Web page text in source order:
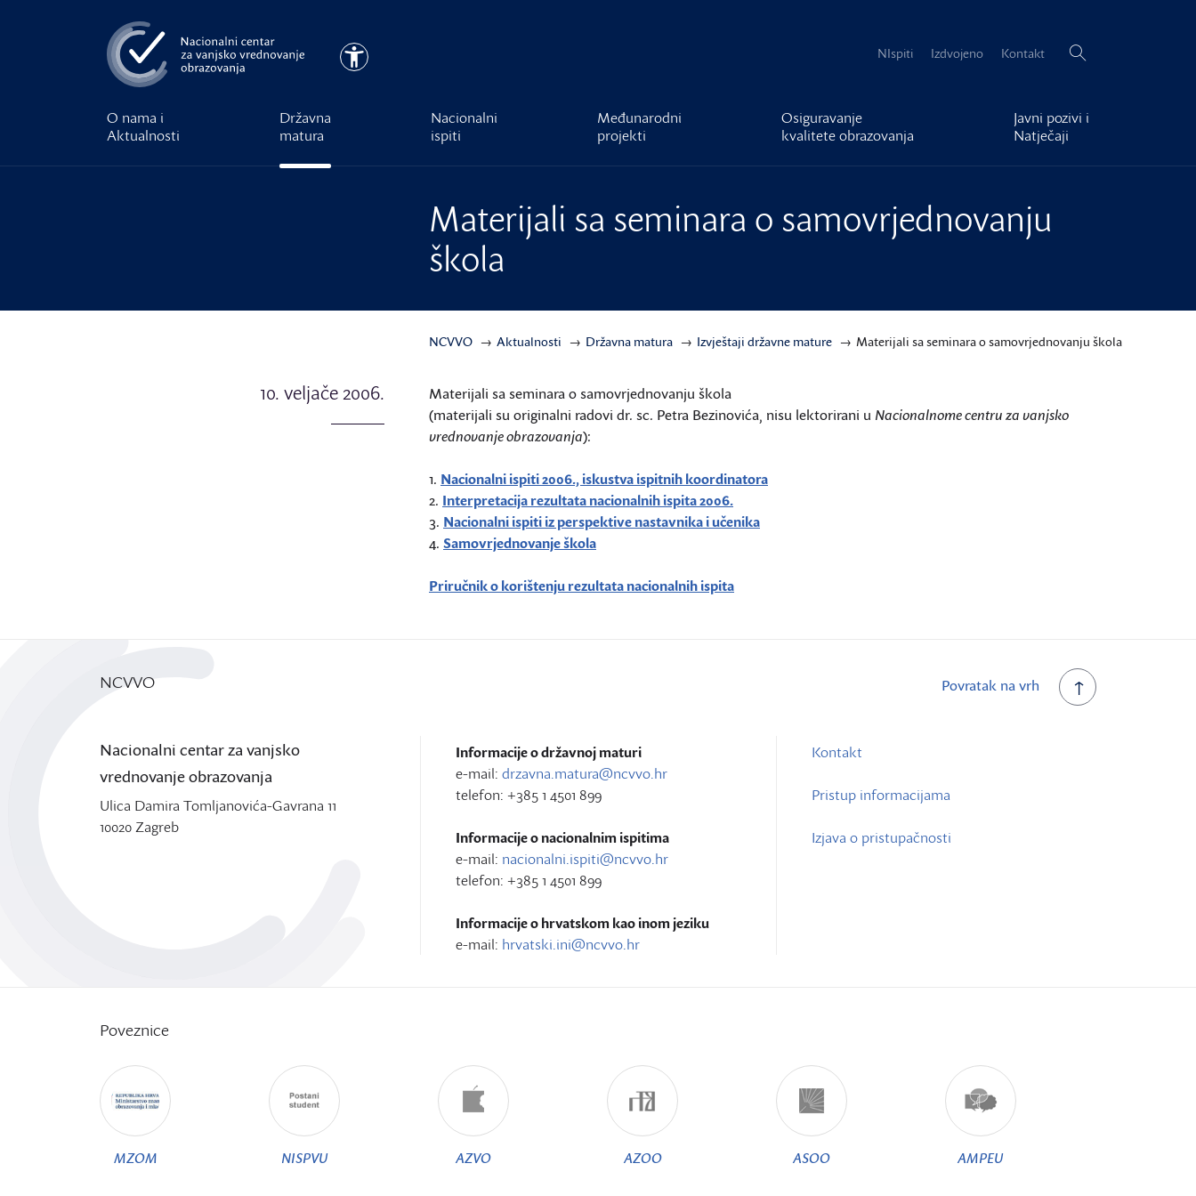
Pristupačnost NIspiti Izdvojeno Kontakt Pretraži:
O nama i
Aktualnosti
Državna
matura
Nacionalni
ispiti
Međunarodni
projekti
Osiguravanje
kvalitete obrazovanja
Javni pozivi i
Natječaji
Materijali sa seminara o samovrjednovanju
škola
NCVVO Aktualnosti Državna matura Izvještaji državne mature Materijali sa seminara o samovrjednovanju škola
10. veljače 2006.
Materijali sa seminara o samovrjednovanju škola
(materijali su originalni radovi dr. sc. Petra Bezinovića, nisu lektorirani u Nacionalnome centru za vanjsko
vrednovanje obrazovanja):
1. Nacionalni ispiti 2006., iskustva ispitnih koordinatora
2. Interpretacija rezultata nacionalnih ispita 2006.
3. Nacionalni ispiti iz perspektive nastavnika i učenika
4. Samovrjednovanje škola
Priručnik o korištenju rezultata nacionalnih ispita
Povratak na vrh
NCVVO
Nacionalni centar za vanjsko
vrednovanje obrazovanja
Ulica Damira Tomljanovića-Gavrana 11
10020 Zagreb
Informacije o državnoj maturi
e-mail: drzavna.matura@ncvvo.hr
telefon: +385 1 4501 899
Informacije o nacionalnim ispitima
e-mail: nacionalni.ispiti@ncvvo.hr
telefon: +385 1 4501 899
Informacije o hrvatskom kao inom jeziku
e-mail: hrvatski.ini@ncvvo.hr
Kontakt
Pristup informacijama
Izjava o pristupačnosti
Poveznice
MZOM NISPVU AZVO AZOO ASOO AMPEU